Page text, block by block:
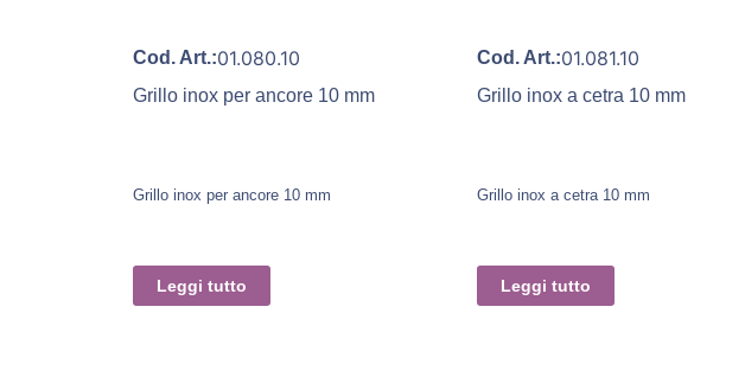
Cod. Art.:01.080.10
Grillo inox per ancore 10 mm
Grillo inox per ancore 10 mm
Leggi tutto
Cod. Art.:01.081.10
Grillo inox a cetra 10 mm
Grillo inox a cetra 10 mm
Leggi tutto